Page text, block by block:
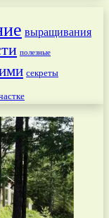
выращивания
полезные
секреты